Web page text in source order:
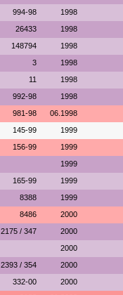
994-98 1998
26433 1998
148794 1998
3 1998
11 1998
992-98 1998
981-98 06.1998
145-99 1999
156-99 1999
1999
165-99 1999
8388 1999
8486 2000
2175 / 347 2000
2000
2393 / 354 2000
332-00 2000